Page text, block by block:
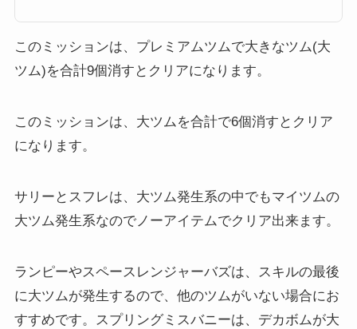
こでは、大きいツム(大...
このミッションは、プレミアムツムで大きなツム(大
ツム)を合計9個消すとクリアになります。
このミッションは、大ツムを合計で6個消すとクリア
になります。
サリーとスフレは、大ツム発生系の中でもマイツムの
大ツム発生系なのでノーアイテムでクリア出来ます。
ランピーやスペースレンジャーバズは、スキルの最後
に大ツムが発生するので、他のツムがいない場合にお
すすめです。スプリングミスバニーは、デカボムが大